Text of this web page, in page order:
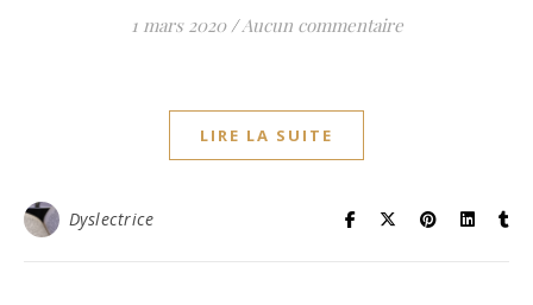
1 mars 2020 / Aucun commentaire
LIRE LA SUITE
Dyslectrice